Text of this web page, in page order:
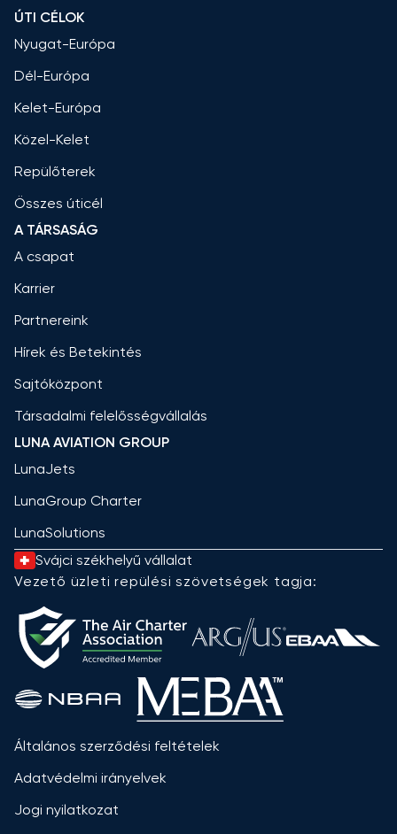
ÚTI CÉLOK
Nyugat-Európa
Dél-Európa
Kelet-Európa
Közel-Kelet
Repülőterek
Összes úticél
A TÁRSASÁG
A csapat
Karrier
Partnereink
Hírek és Betekintés
Sajtóközpont
Társadalmi felelősségvállalás
LUNA AVIATION GROUP
LunaJets
LunaGroup Charter
LunaSolutions
Svájci székhelyű vállalat
Vezető üzleti repülési szövetségek tagja:
Általános szerződési feltételek
Adatvédelmi irányelvek
Jogi nyilatkozat